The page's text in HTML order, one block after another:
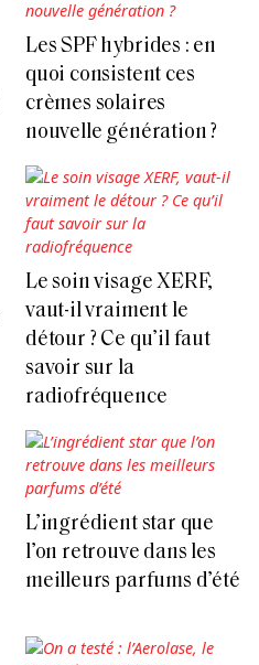
Les SPF hybrides : en
quoi consistent ces
crèmes solaires
nouvelle génération ?
Le soin visage XERF,
vaut-il vraiment le
détour ? Ce qu’il faut
savoir sur la
radiofréquence
L’ingrédient star que
l’on retrouve dans les
meilleurs parfums d’été